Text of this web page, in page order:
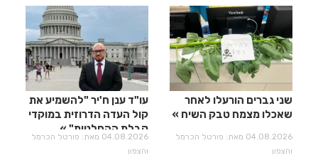
שני גברים הורעלו לאחר
שאכלו מצמח טבק השיח
04.08.2026 מאת: פורטל הכרמל
והצפון
עו"ד ענן ח'יר "להשמיע את
קול העדה הדרוזית במוקדי
קבלת ההחלטות"
04.08.2026 מאת: פורטל הכרמל
והצפון